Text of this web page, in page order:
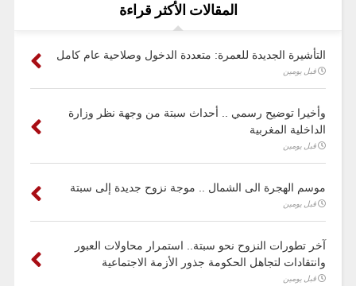
المقالات الأكثر قراءة
التأشيرة الجديدة للعمرة: متعددة الدخول وصلاحية عام كامل
قبل يومين
وأخيرا توضيح رسمي .. أحداث سبتة من وجهة نظر وزارة
الداخلية المغربية
قبل يومين
موسم الهجرة الى الشمال .. موجة نزوح جديدة إلى سبتة
قبل يومين
آخر تطورات النزوح نحو سبتة.. استمرار محاولات العبور
وانتقادات لتجاهل الحكومة جذور الأزمة الاجتماعية
قبل يومين